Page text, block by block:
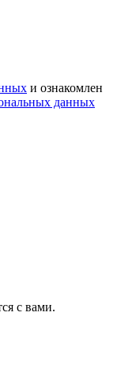
и ознакомлен
данных
с вами.